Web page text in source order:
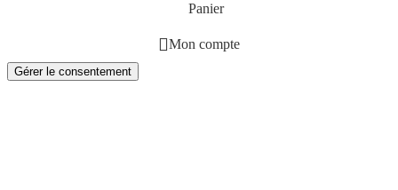
Panier
Mon compte
Gérer le consentement